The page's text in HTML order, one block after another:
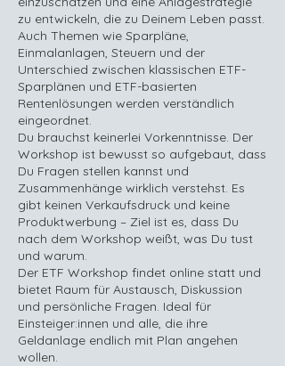
zu entwickeln, die zu Deinem Leben passt.
Auch Themen wie Sparpläne,
Einmalanlagen, Steuern und der
Unterschied zwischen klassischen ETF-
Sparplänen und ETF-basierten
Rentenlösungen werden verständlich
eingeordnet.
Du brauchst keinerlei Vorkenntnisse. Der
Workshop ist bewusst so aufgebaut, dass
Du Fragen stellen kannst und
Zusammenhänge wirklich verstehst. Es
gibt keinen Verkaufsdruck und keine
Produktwerbung – Ziel ist es, dass Du
nach dem Workshop weißt, was Du tust
und warum.
Der ETF Workshop findet online statt und
bietet Raum für Austausch, Diskussion
und persönliche Fragen. Ideal für
Einsteiger:innen und alle, die ihre
Geldanlage endlich mit Plan angehen
wollen.